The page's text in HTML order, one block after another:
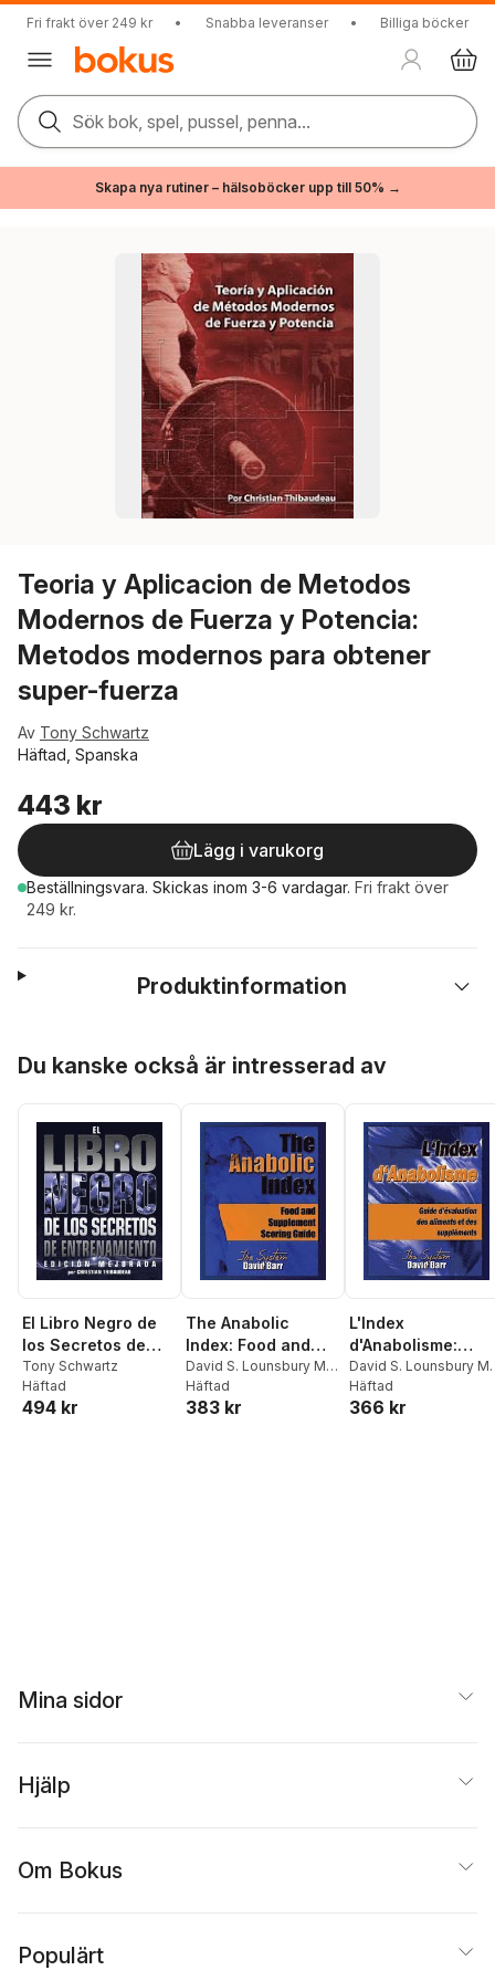
Fri frakt över 249 kr • Snabba leveranser • Billiga böcker
Sök bok, spel, pussel, penna...
Skapa nya rutiner – hälsoböcker upp till 50% →
Teoria y Aplicacion de Metodos
Modernos de Fuerza y Potencia:
Metodos modernos para obtener
super-fuerza
Av Tony Schwartz
Häftad, Spanska
443 kr
Lägg i varukorg
Beställningsvara. Skickas inom 3-6 vardagar. Fri frakt över
249 kr.
Produktinformation
Du kanske också är intresserad av
El Libro Negro de
los Secretos de
Entrenamiento:
Edicion Mejorada
Tony Schwartz
Häftad
494 kr
The Anabolic
Index: Food and
Supplement
Scoring Guide
David S. Lounsbury M.
Sc,Jeffrey D. Urdank
Häftad
383 kr
L'Index
d'Anabolisme:
Guide
des aliments et
supplements
David S. Lounsbury M.
Sc,Jeffrey D. Urdank
Häftad
366 kr
Mina sidor
Hjälp
Om Bokus
Populärt